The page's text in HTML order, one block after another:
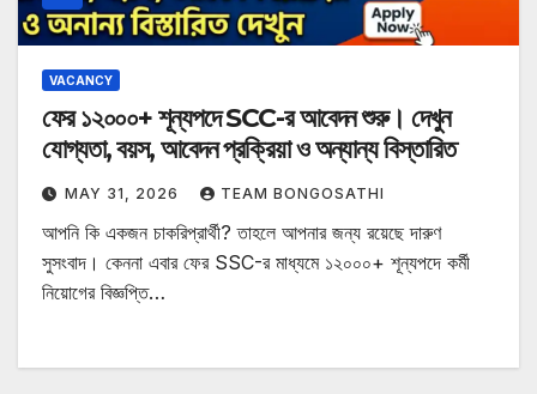
VACANCY
ফের ১২০০০+ শূন্যপদে SCC-র আবেদন শুরু। দেখুন
যোগ্যতা, বয়স, আবেদন প্রক্রিয়া ও অন্যান্য বিস্তারিত
MAY 31, 2026 TEAM BONGOSATHI
আপনি কি একজন চাকরিপ্রার্থী? তাহলে আপনার জন্য রয়েছে দারুণ
সুসংবাদ। কেননা এবার ফের SSC-র মাধ্যমে ১২০০০+ শূন্যপদে কর্মী
নিয়োগের বিজ্ঞপ্তি…